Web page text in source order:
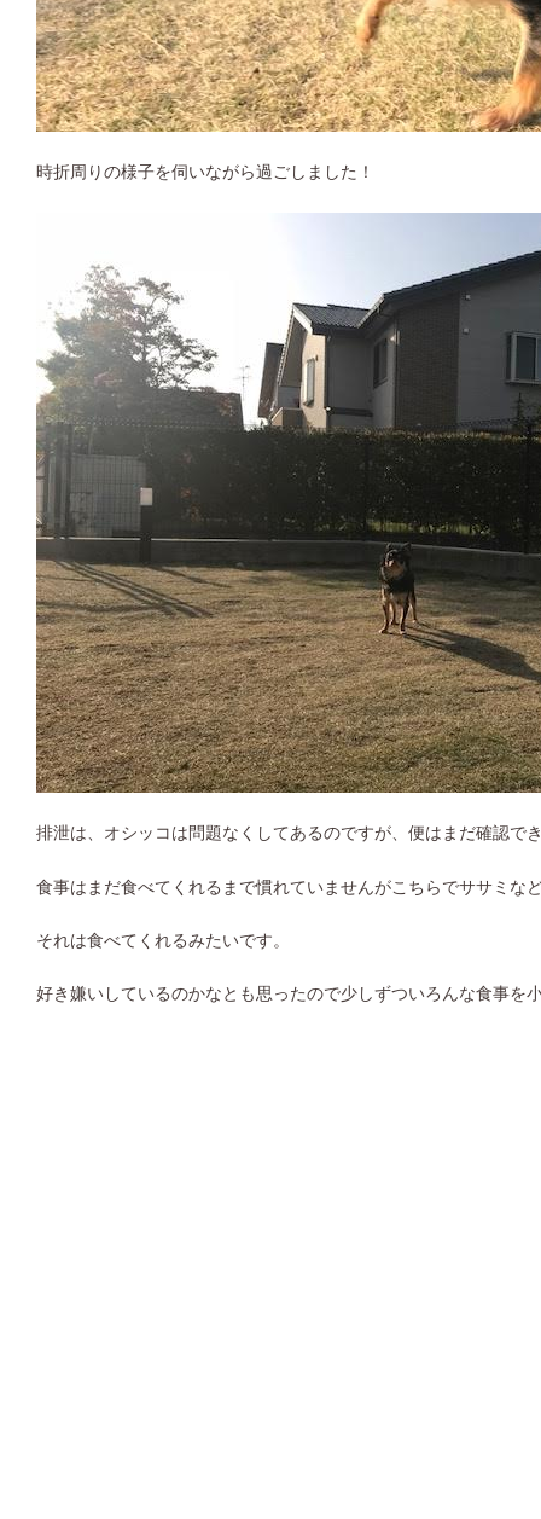
時折周りの様子を伺いながら過ごしました！
排泄は、オシッコは問題なくしてあるのですが、便はまだ確認で
食事はまだ食べてくれるまで慣れていませんがこちらでササミな
それは食べてくれるみたいです。
好き嫌いしているのかなとも思ったので少しずついろんな食事を